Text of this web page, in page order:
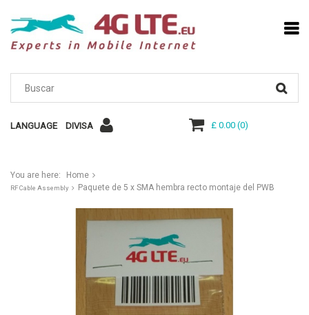
LANGUAGE DIVISA £ 0.00(0)
You are here: Home
RF Cable Assembly Paquete de 5 x SMA hembra recto montaje del PWB